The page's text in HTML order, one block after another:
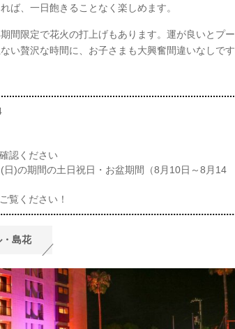
ば、一日飽きることなく楽しめます。
間限定で花火の打上げもあります。運が良いとプー
い贅沢な時間に、お子さまも大興奮間違いなしです
認ください
)の期間の土日祝日・お盆期間（8月10日～8月14
覧ください！
・島花